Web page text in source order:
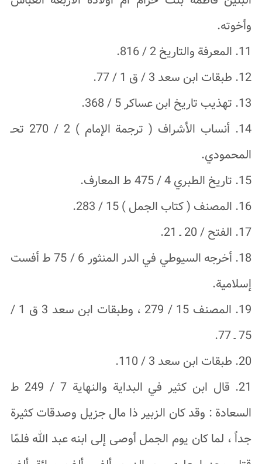
وأخوته.
11. المعرفة والتاريخ 2 / 816.
12. طبقات ابن سعد 3 / ق 1 / 77.
13. تهذيب تاريخ ابن عساكر 5 / 368.
14. أنساب الأشراف ( ترجمة الإمام ) 2 / 270 تحـ
المحمودي.
15. تاريخ الطبري 4 / 475 ط المعارف.
16. المصنف ( كتاب الجمل ) 15 / 283.
17. الفتح / 20 ـ 21.
18. أخرجه السيوطي في الدر المنثور 6 / 75 ط أفست
إسلامية.
19. المصنف 15 / 279 ، وطبقات ابن سعد 3 ق 1 /
75 ـ 77.
20. طبقات ابن سعد 3 / 110.
21. قال ابن كثير في البداية والنهاية 7 / 249 ط
السعادة : وقد كان الزبير ذا مال جزيل وصدقات كثيرة
جداً ، لما كان يوم الجمل أوصى إلى ابنه عبد الله فلمّا